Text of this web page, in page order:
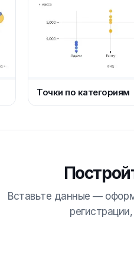
Точки по категориям
Вставьте данные —